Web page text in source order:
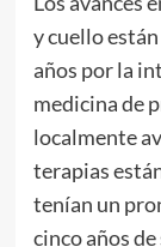
y cuello
años por la
medicina de
localmente
terapias
tenían un
cinco años